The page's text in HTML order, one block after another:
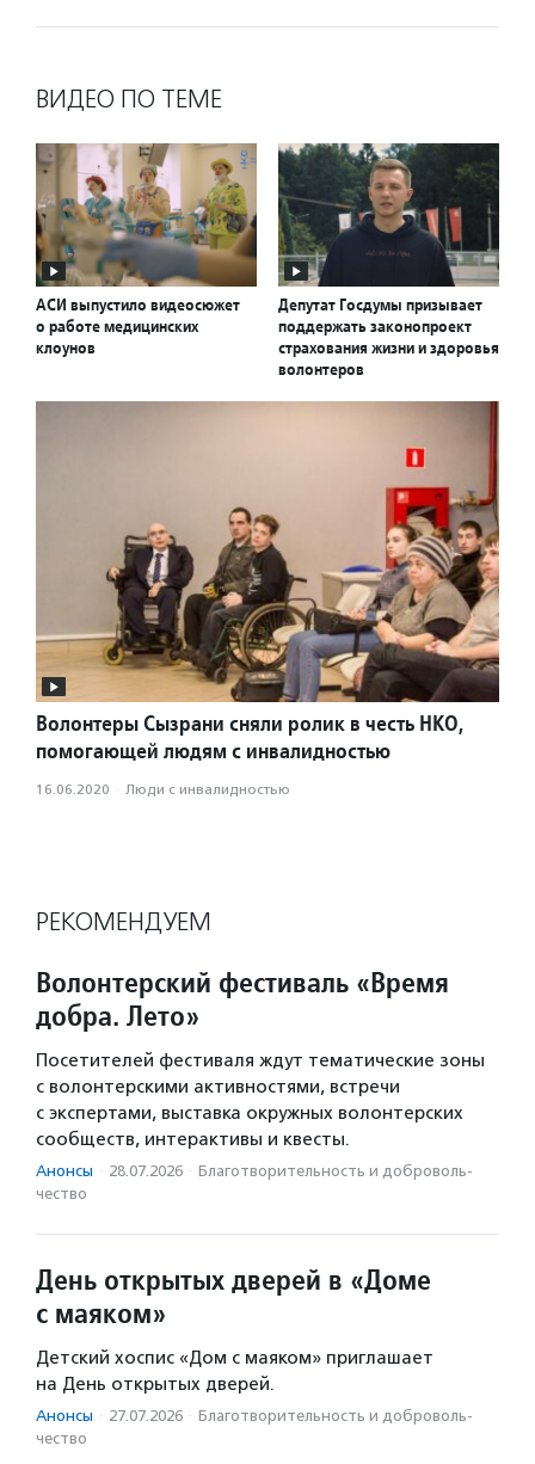
ВИДЕО ПО ТЕМЕ
АСИ выпустило видеосюжет
о работе медицинских
клоунов
Депутат Госдумы призывает
поддержать законопроект
страхования жизни и здоровья
волонтеров
Волонтеры Сызрани сняли ролик в честь НКО,
помогающей людям с инвалидностью
16.06.2020 · Люди с инвалидностью
РЕКОМЕНДУЕМ
Волонтерский фестиваль «Время
добра. Лето»
Посетителей фестиваля ждут тематические зоны
с волонтерскими активностями, встречи
с экспертами, выставка окружных волонтерских
сообществ, интерактивы и квесты.
Анонсы · 28.07.2026 · Благотвори­тель­ность и доброволь­
чест­во
День открытых дверей в «Доме
с маяком»
Детский хоспис «Дом с маяком» приглашает
на День открытых дверей.
Анонсы · 27.07.2026 · Благотвори­тель­ность и доброволь­
чест­во